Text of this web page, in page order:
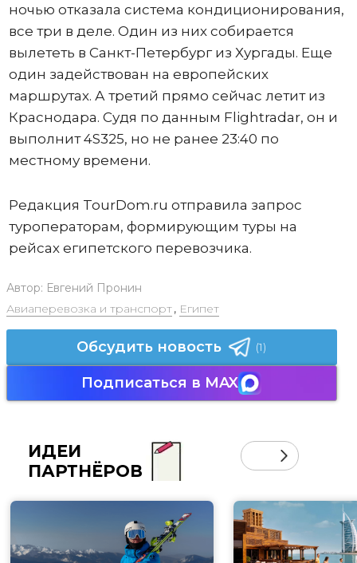
ночью отказала система кондиционирования,
все три в деле. Один из них собирается
вылететь в Санкт-Петербург из Хургады. Еще
один задействован на европейских
маршрутах. А третий прямо сейчас летит из
Краснодара. Судя по данным Flightradar, он и
выполнит 4S325, но не ранее 23:40 по
местному времени.
Редакция TourDom.ru отправила запрос
туроператорам, формирующим туры на
рейсах египетского перевозчика.
Автор: Евгений Пронин
Авиаперевозка и транспорт, Египет
Обсудить новость (1)
Подписаться в MAX
ИДЕИ
ПАРТНЁРОВ